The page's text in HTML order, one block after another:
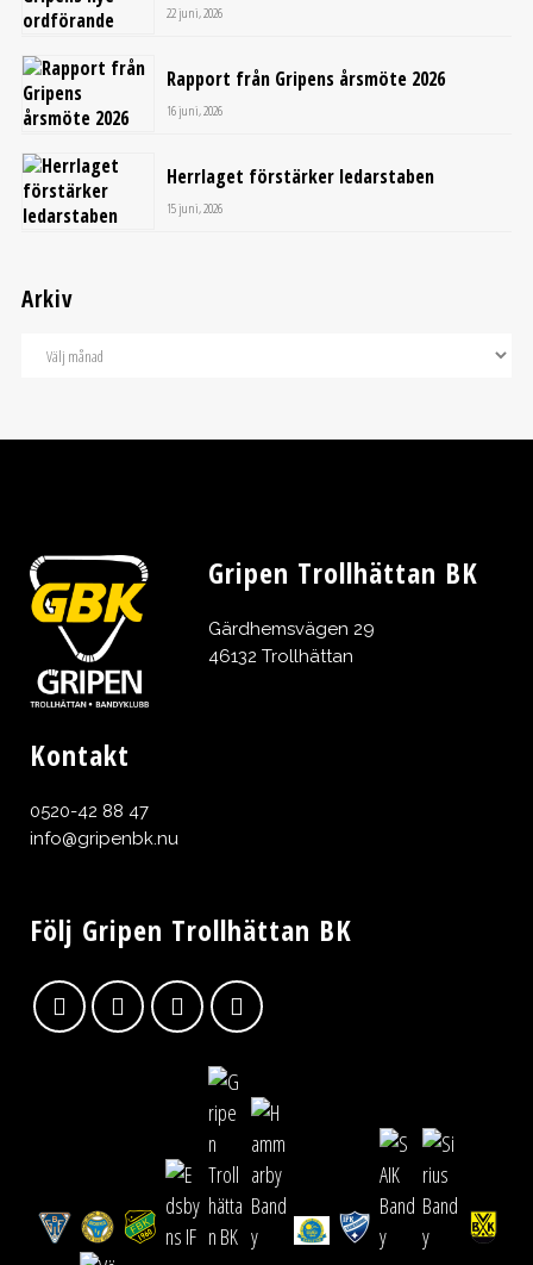
22 juni, 2026
Rapport från Gripens årsmöte 2026
16 juni, 2026
Herrlaget förstärker ledarstaben
15 juni, 2026
Arkiv
Gripen Trollhättan BK
Gärdhemsvägen 29
46132 Trollhättan
Kontakt
0520-42 88 47
info@gripenbk.nu
Följ Gripen Trollhättan BK